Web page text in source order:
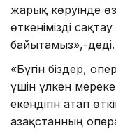
жарық көруінде
өткенімізді
байытамыз»,-деді.
«Бүгін біздер,
үшін үлкен
екендігін атап
Қазақстанның